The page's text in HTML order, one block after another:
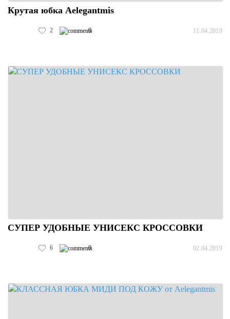
Крутая юбка Aelegantmis
2 0 11.04.2019
СУПЕР УДОБНЫЕ УНИСЕКС КРОССОВКИ
6 0 02.04.2019